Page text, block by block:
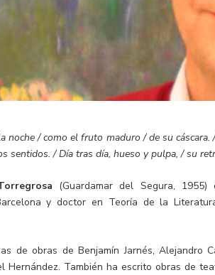
noche / como el fruto maduro / de su
sentidos. / Día tras día, hueso y pulpa, / su
(Guardamar del Segura,
y doctor en Teoría de la
de obras de Benjamín Jarnés, Alejandro
Hernández. También ha escrito obras de